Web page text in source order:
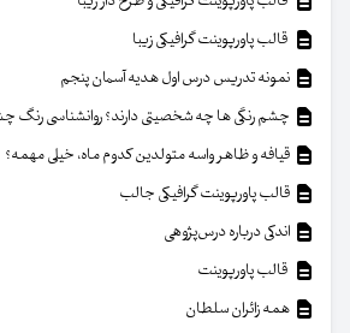
قالب پاورپوینت گرافیکی زیبا
نمونه تدریس درس اول هدیه آسمان پنجم
چشم رنگی ها چه شخصیتی دارند؟ روانشناسی رنگ
قیافه و ظاهر واسه متولدین کدوم ماه، خیلی مهمه؟
قالب پاورپوینت گرافیکی جالب
اندکی درباره درس‌پژوهی
قالب پاورپوینت
همه زائران سلطان